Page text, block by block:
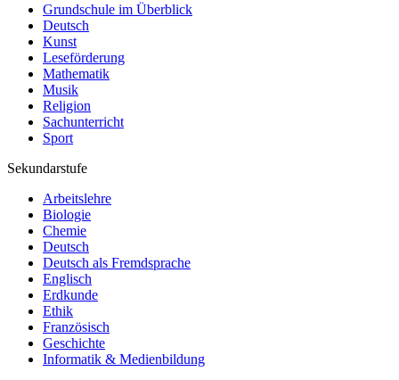
Grundschule im Überblick
Deutsch
Kunst
Leseförderung
Mathematik
Musik
Religion
Sachunterricht
Sport
Sekundarstufe
Arbeitslehre
Biologie
Chemie
Deutsch
Deutsch als Fremdsprache
Englisch
Erdkunde
Ethik
Französisch
Geschichte
Informatik & Medienbildung